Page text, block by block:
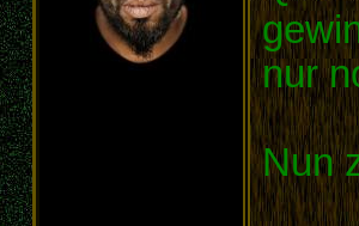
nur
Nun